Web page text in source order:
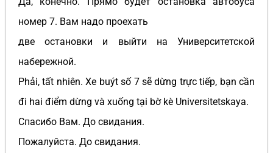
номер 7. Вам надо проехать
две остановки и выйти на Университетской
набережной.
Phải, tất nhiên. Xe buýt số 7 sẽ dừng trực tiếp, bạn cần
đi hai điểm dừng và xuống tại bờ kè Universitetskaya.
Спасибо Вам. До свидания.
Пожалуйста. До свидания.